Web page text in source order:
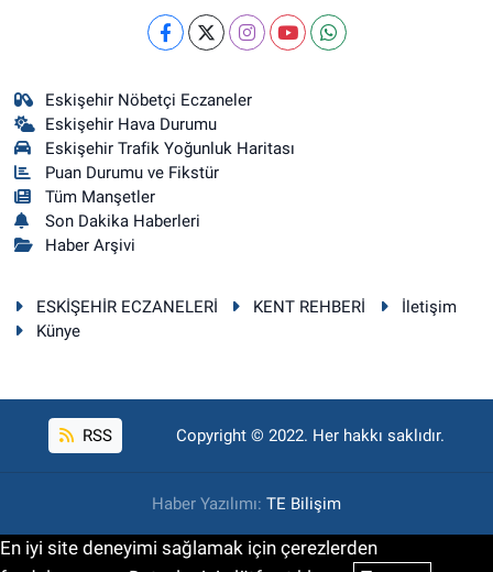
Eskişehir Nöbetçi Eczaneler
Eskişehir Hava Durumu
Eskişehir Trafik Yoğunluk Haritası
Puan Durumu ve Fikstür
Tüm Manşetler
Son Dakika Haberleri
Haber Arşivi
ESKİŞEHİR ECZANELERİ KENT REHBERİ
İletişim
Künye
RSS Copyright © 2022. Her hakkı saklıdır.
Haber Yazılımı: TE Bilişim
En iyi site deneyimi sağlamak için çerezlerden